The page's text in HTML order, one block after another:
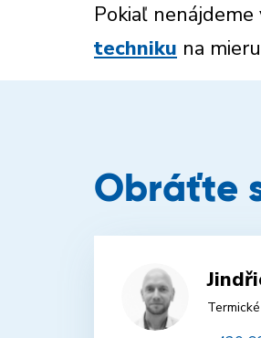
Pokiaľ
techniku na
Obráťte